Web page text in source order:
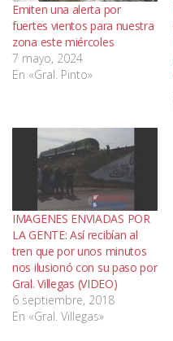
Emiten una alerta por
fuertes vientos para nuestra
zona este miércoles
7 mayo, 2024
En «Gral. Pinto»
IMAGENES ENVIADAS POR
LA GENTE: Así recibían al
tren que por unos minutos
nos ilusionó con su paso por
Gral. Villegas (VIDEO)
6 septiembre, 2018
En «Gral. Villegas»